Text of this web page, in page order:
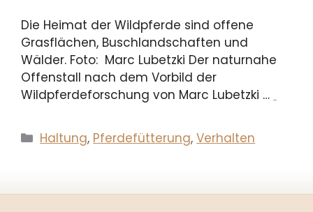
Die Heimat der Wildpferde sind offene
Grasflächen, Buschlandschaften und
Wälder. Foto: Marc Lubetzki Der naturnahe
Offenstall nach dem Vorbild der
Wildpferdeforschung von Marc Lubetzki …
Kategorien
Haltung, Pferdefütterung,Verhalten